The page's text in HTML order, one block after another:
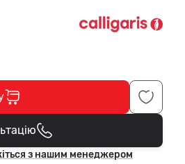
з нашим менеджером